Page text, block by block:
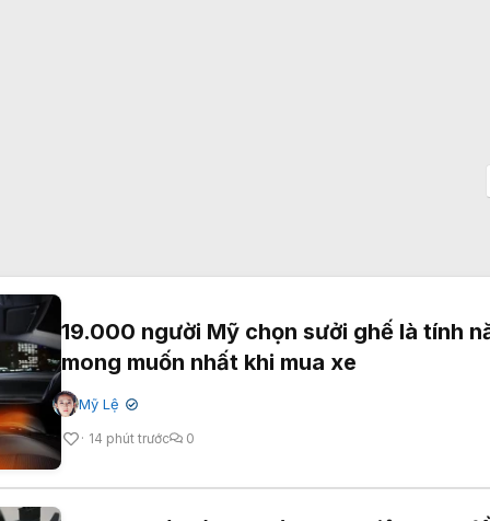
19.000 người Mỹ chọn sưởi ghế là tính
mong muốn nhất khi mua xe
Mỹ Lệ ✔
14 phút trước 0